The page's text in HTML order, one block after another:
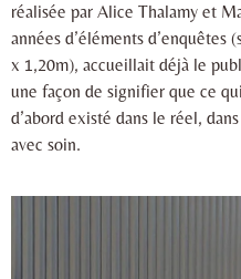
réalisée par Alice Thalamy et
années d’éléments
x 1,20m), accueillait déjà le
une façon de signifier que ce
d’abord existé dans le réel,
avec soin.